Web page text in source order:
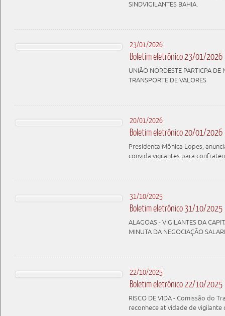
SINDVIGILANTES BAHIA.
23/01/2026
Boletim eletrônico 23/01/2026
UNIÃO NORDESTE PARTICPA
TRANSPORTE DE VALORES
20/01/2026
Boletim eletrônico 20/01/2026
Presidenta Mônica Lopes,
convida vigilantes para
31/10/2025
Boletim eletrônico 31/10/2025
ALAGOAS - VIGILANTES DA
MINUTA DA NEGOCIAÇÃO
22/10/2025
Boletim eletrônico 22/10/2025
RISCO DE VIDA - Comissão do
reconhece atividade de vigilante